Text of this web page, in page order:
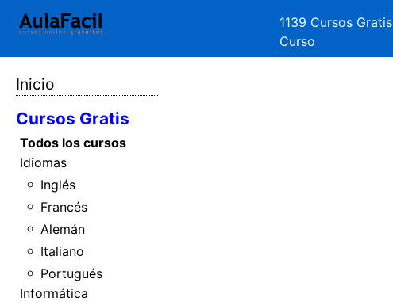
1139 Cursos Gratis
Curso
Inicio
Cursos Gratis
Todos los cursos
Idiomas
Inglés
Francés
Alemán
Italiano
Portugués
Informática